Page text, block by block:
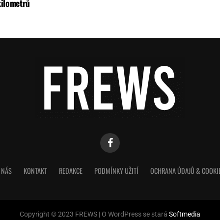
KONTAKT REDAKCE PODMÍNKY UŽITÍ OCHRANA ÚDAJŮ &
Copyright © 2023 FREWS | O WordPress se stará Softmedia